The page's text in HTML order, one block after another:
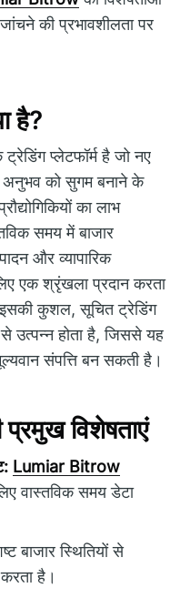
की प्रभावशीलता पर
है?
प्लेटफॉर्म है जो नए
अनुभव को सुगम बनाने के
का लाभ
समय में बाजार
और व्यापारिक
एक श्रृंखला प्रदान करता
कुशल, सूचित ट्रेडिंग
उत्पन्न होता है, जिससे यह
संपत्ति बन सकती है।
विशेषताएं
Lumiar Bitrow
वास्तविक समय डेटा
बाजार स्थितियों से
है।